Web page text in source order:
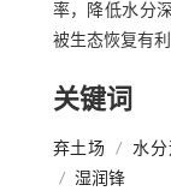
率，降低水分
被生态恢复有
关键词
弃土场 / 水分
/ 湿润锋